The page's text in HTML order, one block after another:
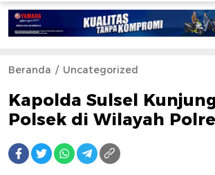
Beranda Uncategorized
Kapolda Sulsel
Polsek di Wilayah